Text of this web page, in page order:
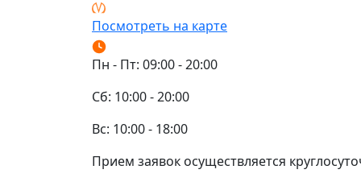
Посмотреть на карте
Пн - Пт: 09:00 - 20:00
Сб: 10:00 - 20:00
Вс: 10:00 - 18:00
Прием заявок осуществляется